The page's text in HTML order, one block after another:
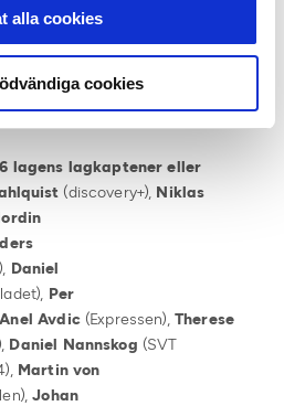
alla cookies
cookies
Unibet att skänka till valfritt
klubb.
lagens lagkaptener eller
(discovery+), Niklas
Daniel
Per
Anel Avdic(Expressen), Therese
Daniel Nannskog (SVT
Martin von
Johan